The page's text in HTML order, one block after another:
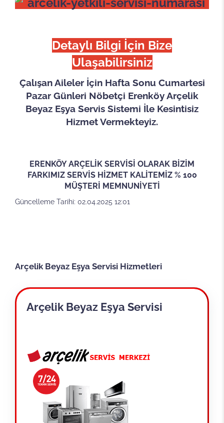
Detaylı Bilgi İçin Bize
Ulaşabilirsiniz
Çalışan Aileler İçin Hafta Sonu Cumartesi
Pazar Günleri Nöbetçi Erenköy Arçelik
Beyaz Eşya Servis Sistemi İle Kesintisiz
Hizmet Vermekteyiz.
ERENKÖY ARÇELİK SERVİSİ OLARAK BİZİM
FARKIMIZ SERVİS HİZMET KALİTEMİZ % 100
MÜŞTERİ MEMNUNİYETİ
Güncelleme Tarihi: 02.04.2025 12:01
Arçelik Beyaz Eşya Servisi Hizmetleri
Arçelik Beyaz Eşya Servisi